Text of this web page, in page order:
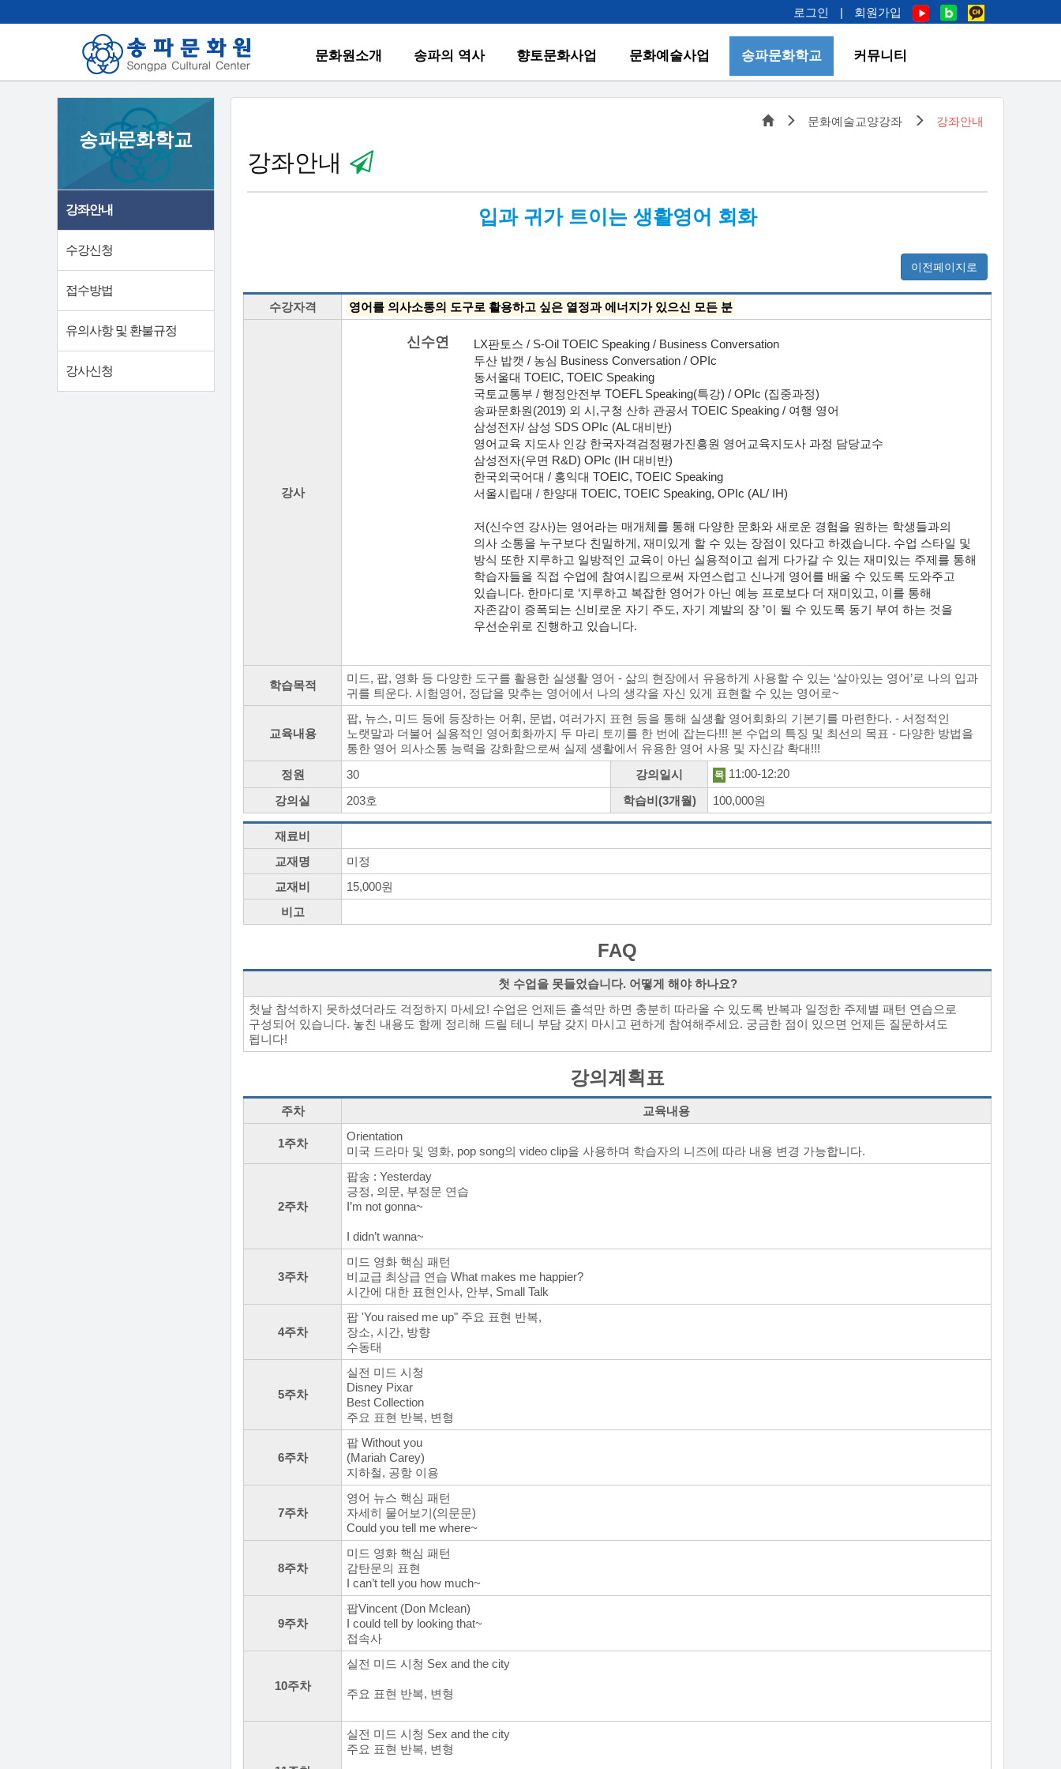
로그인 | 회원가입
문화원소개 송파의 역사 향토문화사업 문화예술사업 송파문화학교 커뮤니티
송파문화학교
강좌안내
수강신청
접수방법
유의사항 및 환불규정
강사신청
문화예술교양강좌 강좌안내
강좌안내
입과 귀가 트이는 생활영어 회화
이전페이지로
수강자격 영어를 의사소통의 도구로 활용하고 싶은 열정과 에너지가 있으신 모든 분
강사
신수연
LX판토스 / S-Oil TOEIC Speaking / Business Conversation
두산 밥캣 / 농심 Business Conversation / OPIc
동서울대 TOEIC, TOEIC Speaking
국토교통부 / 행정안전부 TOEFL Speaking(특강) / OPIc (집중과정)
송파문화원(2019) 외 시,구청 산하 관공서 TOEIC Speaking / 여행 영어
삼성전자/ 삼성 SDS OPIc (AL 대비반)
영어교육 지도사 인강 한국자격검정평가진흥원 영어교육지도사 과정 담당교수
삼성전자(우면 R&D) OPIc (IH 대비반)
한국외국어대 / 홍익대 TOEIC, TOEIC Speaking
서울시립대 / 한양대 TOEIC, TOEIC Speaking, OPIc (AL/ IH)
저(신수연 강사)는 영어라는 매개체를 통해 다양한 문화와 새로운 경험을 원하는 학생들과의
의사 소통을 누구보다 친밀하게, 재미있게 할 수 있는 장점이 있다고 하겠습니다. 수업 스타일 및
방식 또한 지루하고 일방적인 교육이 아닌 실용적이고 쇱게 다가갈 수 있는 재미있는 주제를 통해
학습자들을 직접 수업에 참여시킴으로써 자연스럽고 신나게 영어를 배울 수 있도록 도와주고
있습니다. 한마디로 ‘지루하고 복잡한 영어가 아닌 예능 프로보다 더 재미있고, 이를 통해
자존감이 증폭되는 신비로운 자기 주도, 자기 계발의 장 ’이 될 수 있도록 동기 부여 하는 것을
우선순위로 진행하고 있습니다.
학습목적
미드, 팝, 영화 등 다양한 도구를 활용한 실생활 영어 - 삶의 현장에서 유용하게 사용할 수 있는 ‘살아있는 영어’로 나의 입과
귀를 틔운다. 시험영어, 정답을 맞추는 영어에서 나의 생각을 자신 있게 표현할 수 있는 영어로~
교육내용
팝, 뉴스, 미드 등에 등장하는 어휘, 문법, 여러가지 표현 등을 통해 실생활 영어회화의 기본기를 마련한다. - 서정적인
노랫말과 더불어 실용적인 영어회화까지 두 마리 토끼를 한 번에 잡는다!!! 본 수업의 특징 및 최선의 목표 - 다양한 방법을
통한 영어 의사소통 능력을 강화함으로써 실제 생활에서 유용한 영어 사용 및 자신감 확대!!!
정원
30 강의일시 목 11:00-12:20
강의실
203호 학습비(3개월) 100,000원
재료비
교재명
미정
교재비
15,000원
비고
FAQ
첫 수업을 못들었습니다. 어떻게 해야 하나요?
첫날 참석하지 못하셨더라도 걱정하지 마세요! 수업은 언제든 출석만 하면 충분히 따라올 수 있도록 반복과 일정한 주제별 패턴 연습으로
구성되어 있습니다. 놓친 내용도 함께 정리해 드릴 테니 부담 갖지 마시고 편하게 참여해주세요. 궁금한 점이 있으면 언제든 질문하셔도
됩니다!
강의계획표
주차 교육내용
1주차
Orientation
미국 드라마 및 영화, pop song의 video clip을 사용하며 학습자의 니즈에 따라 내용 변경 가능합니다.
2주차
팝송 : Yesterday
긍정, 의문, 부정문 연습
I’m not gonna~
I didn’t wanna~
3주차
미드 영화 핵심 패턴
비교급 최상급 연습 What makes me happier?
시간에 대한 표현인사, 안부, Small Talk
4주차
팝 'You raised me up" 주요 표현 반복,
장소, 시간, 방향
수동태
5주차
실전 미드 시청
Disney Pixar
Best Collection
주요 표현 반복, 변형
6주차
팝 Without you
(Mariah Carey)
지하철, 공항 이용
7주차
영어 뉴스 핵심 패턴
자세히 물어보기(의문문)
Could you tell me where~
8주차
미드 영화 핵심 패턴
감탄문의 표현
I can’t tell you how much~
9주차
팝Vincent (Don Mclean)
I could tell by looking that~
접속사
10주차
실전 미드 시청 Sex and the city
주요 표현 반복, 변형
실전 미드 시청 Sex and the city
주요 표현 반복, 변형